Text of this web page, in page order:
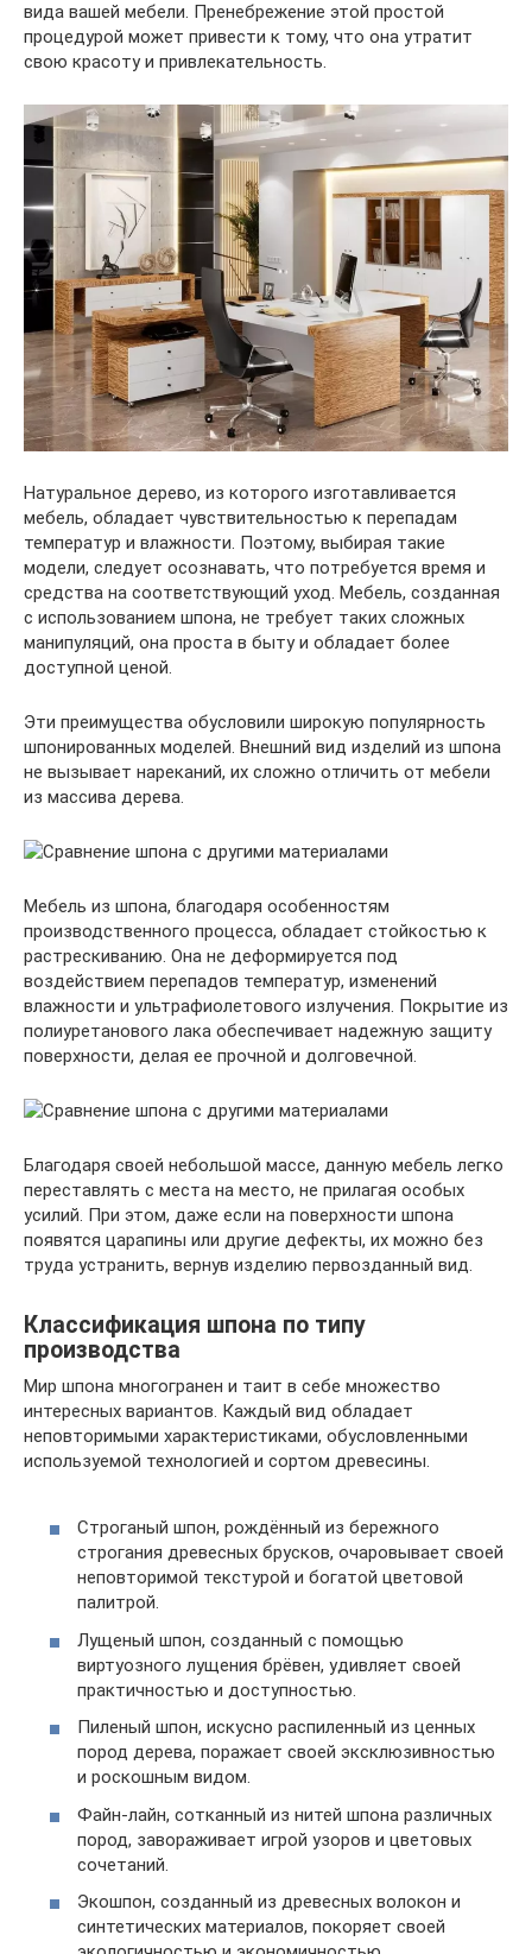
вида вашей мебели. Пренебрежение этой простой
процедурой может привести к тому, что она утратит
свою красоту и привлекательность.
Натуральное дерево, из которого изготавливается
мебель, обладает чувствительностью к перепадам
температур и влажности. Поэтому, выбирая такие
модели, следует осознавать, что потребуется время и
средства на соответствующий уход. Мебель, созданная
с использованием шпона, не требует таких сложных
манипуляций, она проста в быту и обладает более
доступной ценой.
Эти преимущества обусловили широкую популярность
шпонированных моделей. Внешний вид изделий из шпона
не вызывает нареканий, их сложно отличить от мебели
из массива дерева.
Мебель из шпона, благодаря особенностям
производственного процесса, обладает стойкостью к
растрескиванию. Она не деформируется под
воздействием перепадов температур, изменений
влажности и ультрафиолетового излучения. Покрытие из
полиуретанового лака обеспечивает надежную защиту
поверхности, делая ее прочной и долговечной.
Благодаря своей небольшой массе, данную мебель легко
переставлять с места на место, не прилагая особых
усилий. При этом, даже если на поверхности шпона
появятся царапины или другие дефекты, их можно без
труда устранить, вернув изделию первозданный вид.
Классификация шпона по типу
производства
Мир шпона многогранен и таит в себе множество
интересных вариантов. Каждый вид обладает
неповторимыми характеристиками, обусловленными
используемой технологией и сортом древесины.
Строганый шпон, рождённый из бережного
строгания древесных брусков, очаровывает своей
неповторимой текстурой и богатой цветовой
палитрой.
Лущеный шпон, созданный с помощью
виртуозного лущения брёвен, удивляет своей
практичностью и доступностью.
Пиленый шпон, искусно распиленный из ценных
пород дерева, поражает своей эксклюзивностью
и роскошным видом.
Файн-лайн, сотканный из нитей шпона различных
пород, завораживает игрой узоров и цветовых
сочетаний.
Экошпон, созданный из древесных волокон и
синтетических материалов, покоряет своей